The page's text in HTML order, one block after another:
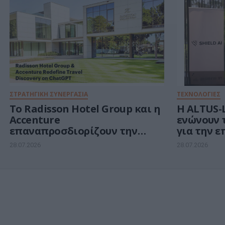
ενέργειας
ΣΤΡΑΤΗΓΙΚΗ ΣΥΝΕΡΓΑΣΙΑ
Το Radisson Hotel Group και η
Accenture
επαναπροσδιορίζουν την
αναζήτηση ταξιδιών μέσω του
28.07.2026
ΤΕΧΝΟΛΟΓΙΕΣ
Η
ενώνουν
για την
28.07.2026